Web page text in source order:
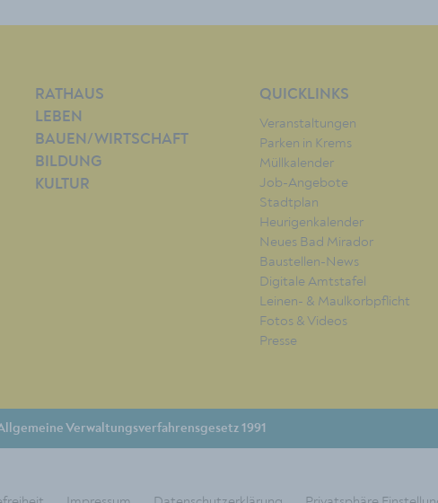
RATHAUS
LEBEN
BAUEN/WIRTSCHAFT
BILDUNG
KULTUR
QUICKLINKS
Veranstaltungen
Parken in Krems
Müllkalender
Job-Angebote
Stadtplan
Heurigenkalender
Neues Bad Mirador
Baustellen-News
Digitale Amtstafel
Leinen- & Maulkorbpflicht
Fotos & Videos
Presse
Verwaltungsverfahrensgesetz 1991